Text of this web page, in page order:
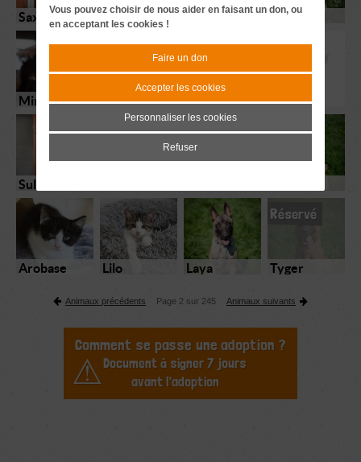
Saxo Indy Luciole Mina
Mina Agapa Ocarina Tarzan
Sultan
Arobase Lilo Laya Tyger
Réservé
Animaux précédents Page 2 sur 245 Animaux suivants
Comment se passe une adoption ?
Document à signer 7 jours
avant l'adoption
Vous pouvez choisir de nous aider en faisant un don, ou
en acceptant les cookies !
Faire un don
Accepter les cookies
Personnaliser les cookies
Refuser